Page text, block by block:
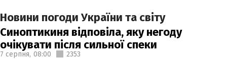
Новини погоди України та світу
Синоптикиня відповіла, яку негоду
очікувати після сильної спеки
7 серпня, 08:00 2353